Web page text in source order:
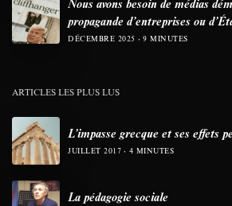
Nous avons besoin de médias
propagande d’entreprises ou
DÉCEMBRE 2025 9 MINUTES
ARTICLES LES PLUS LUS
L’impasse grecque et ses effets
JUILLET 2017 4 MINUTES
La pédagogie sociale